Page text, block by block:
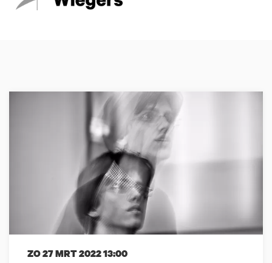
ZO 27 MRT 202213:00